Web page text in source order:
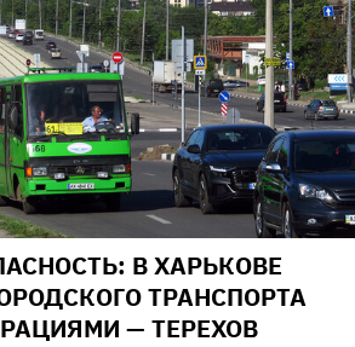
В ХАРЬКОВЕ
ТРАНСПОРТА
— ТЕРЕХОВ